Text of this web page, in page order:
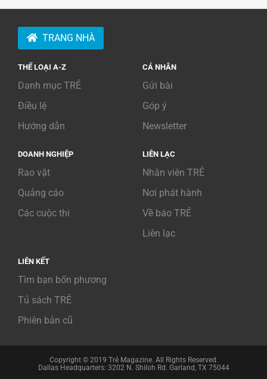
TRANG NHÀ
THỂ LOẠI A-Z
Danh mục TRẺ
Điều lệ
Hướng dẫn
CÁ NHÂN
Gửi bài
Góp ý
Newsletter
DOANH NGHIỆP
Rao vặt
Quảng cáo
Các cuộc thi
LIÊN LẠC
Nhân viên TRẺ
Nơi phát hành
Về báo TRẺ
Liên lạc
LIÊN KẾT
Tìm bạn bốn phương
Tủ sách TRẺ
Phiên bản cũ
Copyright © 2019 Trẻ Magazine. All Rights Reserved.
Dallas Headquarters: 3202 N. Shiloh Rd. Garland, TX 75044